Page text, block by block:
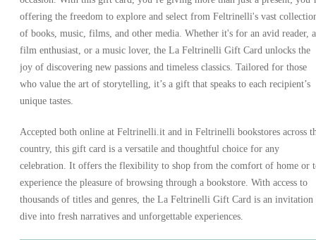
offering the freedom to explore and select from Feltrinelli's vast
of books, music, films, and other media. Whether it's for an avid reader, a
film enthusiast, or a music lover, the La Feltrinelli Gift Card unlocks the
joy of discovering new passions and timeless classics. Tailored for those
who value the art of storytelling, it’s a gift that speaks to each recipient’s
unique tastes.
Accepted both online at Feltrinelli.it and in Feltrinelli bookstores across
country, this gift card is a versatile and thoughtful choice for any
celebration. It offers the flexibility to shop from the comfort of home or
experience the pleasure of browsing through a bookstore. With access to
thousands of titles and genres, the La Feltrinelli Gift Card is an invitation
dive into fresh narratives and unforgettable experiences.